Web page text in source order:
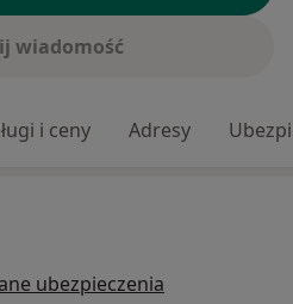
wiadomość
i ceny Adresy
ubezpieczenia